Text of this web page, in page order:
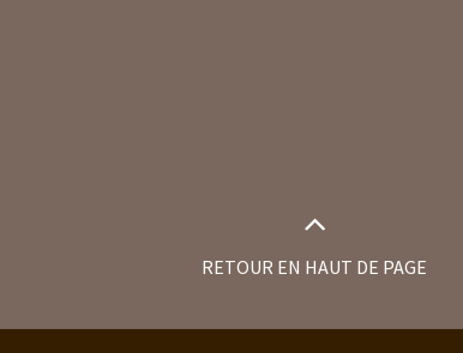
RETOUR EN HAUT DE PAGE